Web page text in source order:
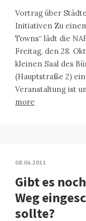
Vortrag über
Initiativen Zu
Towns“ lädt die
Freitag, den 28.
kleinen Saal des
(Hauptstraße 2)
Veranstaltung ist
more
08.06.2011
Gibt es
Weg
sollte?